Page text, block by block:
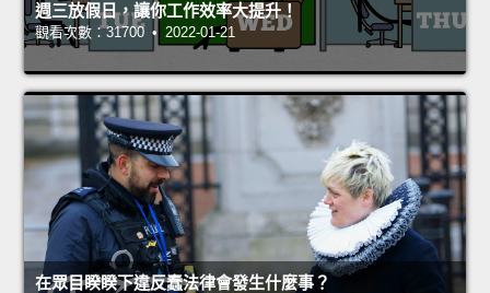
週三放假日，讓你工作效率大提升！
觀看次數：31700 • 2022-01-21
在眾目睽睽下違反蠢法律會發生什麼事？